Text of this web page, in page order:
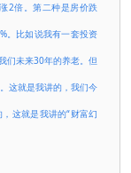
2倍。第二种是房价跌
。比如说我有一套投资
们未来30年的养老。但
这就是我讲的，我们今
这就是我讲的“财富幻